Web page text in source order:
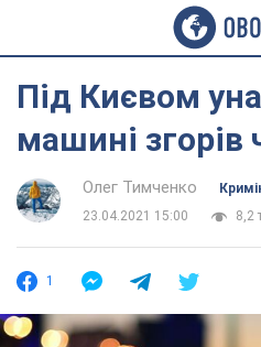
Під Києвом
машині згорів
Олег Тимченко
23.04.2021 15:00
8,2
1